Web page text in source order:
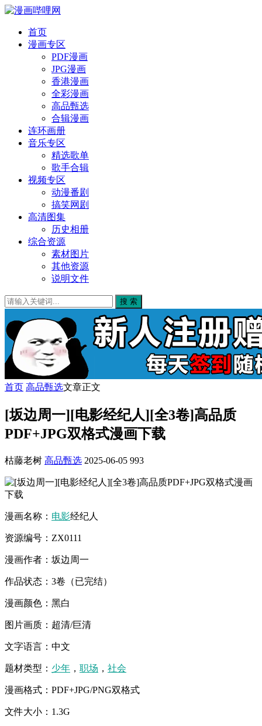
首页
漫画专区
PDF漫画
JPG漫画
香港漫画
全彩漫画
高品甄选
合辑漫画
连环画册
音乐专区
精选歌单
歌手合辑
视频专区
动漫番剧
搞笑网剧
高清图集
历史相册
综合资源
素材图片
其他资源
说明文件
搜 索
首页 高品甄选文章正文
[坂边周一][电影经纪人][全3卷]高品质
PDF+JPG双格式漫画下载
枯藤老树 高品甄选 2025-06-05 993
漫画名称： 电影经纪人
资源编号：ZX0111
漫画作者：坂边周一
作品状态：3卷（已完结）
漫画颜色：黑白
图片画质：超清/巨清
文字语言：中文
题材类型： 少年 ， 职场 ， 社会
漫画格式：PDF+JPG/PNG双格式
文件大小：1.3G